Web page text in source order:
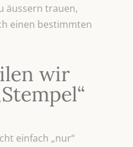
äussern trauen,
einen bestimmten
wir
einfach „nur“